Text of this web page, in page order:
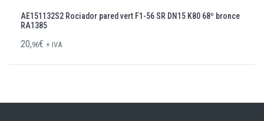
AE151132S2 Rociador pared vert F1-56 SR DN15 K80 68º bronce
RA1385
20,96€ + IVA